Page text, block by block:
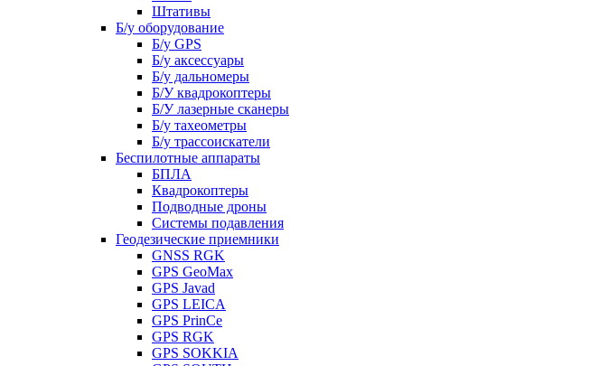
Штативы
Б/у оборудование
Б/у GPS
Б/у аксессуары
Б/у дальномеры
Б/У квадрокоптеры
Б/У лазерные сканеры
Б/у тахеометры
Б/у трассоискатели
Беспилотные аппараты
БПЛА
Квадрокоптеры
Подводные дроны
Системы подавления
Геодезические приемники
GNSS RGK
GPS GeoMax
GPS Javad
GPS LEICA
GPS PrinCe
GPS RGK
GPS SOKKIA